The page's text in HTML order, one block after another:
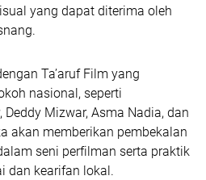
yang dapat diterima oleh
Ta’aruf Film yang
nasional, seperti
Mizwar, Asma Nadia, dan
akan memberikan pembekalan
seni perfilman serta praktik
dan kearifan lokal.